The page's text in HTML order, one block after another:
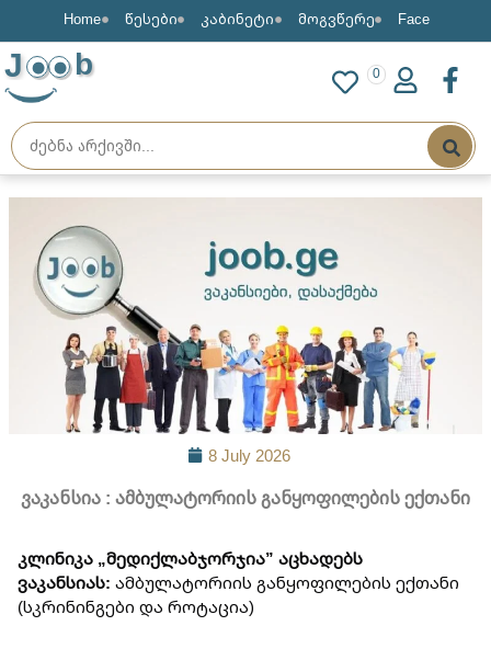
Home წესები კაბინეტი მოგვწერე Face
J b 0
8 July 2026
ვაკანსია : ამბულატორიის განყოფილების ექთანი
კლინიკა „მედიქლაბჯორჯია” აცხადებს
ვაკანსიას: ამბულატორიის განყოფილების ექთანი
(სკრინინგები და როტაცია)